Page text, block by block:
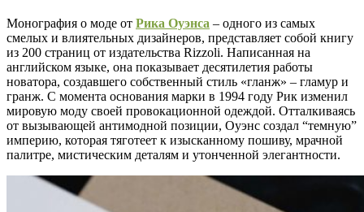
Монография о моде от Рика Оуэнса – одного из самых
смелых и влиятельных дизайнеров, представляет собой книгу
из 200 страниц от издательства Rizzoli. Написанная на
английском языке, она показывает десятилетия работы
новатора, создавшего собственный стиль «гланж» – гламур и
гранж. С момента основания марки в 1994 году Рик изменил
мировую моду своей провокационной одеждой. Отталкиваясь
от вызывающей антимодной позиции, Оуэнс создал “темную”
империю, которая тяготеет к изысканному пошиву, мрачной
палитре, мистическим деталям и утонченной элегантности.